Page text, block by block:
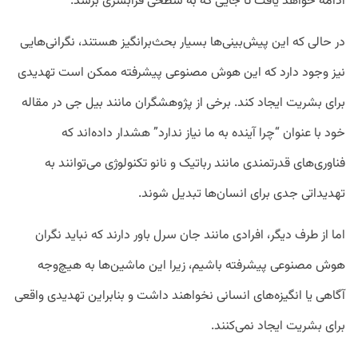
در حالی که این پیش‌بینی‌ها بسیار بحث‌برانگیز هستند، نگرانی‌هایی
نیز وجود دارد که این هوش مصنوعی پیشرفته ممکن است تهدیدی
برای بشریت ایجاد کند. برخی از پژوهشگران مانند بیل جی در مقاله
خود با عنوان “چرا آینده به ما نیاز ندارد” هشدار داده‌اند که
فناوری‌های قدرتمندی مانند رباتیک و نانو تکنولوژی می‌توانند به
تهدیداتی جدی برای انسان‌ها تبدیل شوند.
اما از طرف دیگر، افرادی مانند جان سرل باور دارند که نباید نگران
هوش مصنوعی پیشرفته باشیم، زیرا این ماشین‌ها به هیچ‌وجه
آگاهی یا انگیزه‌های انسانی نخواهند داشت و بنابراین تهدیدی واقعی
برای بشریت ایجاد نمی‌کنند.